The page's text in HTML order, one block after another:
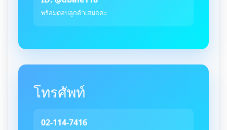
พร้อมตอบลูกค้าเสมอค่ะ
โทรศัพท์
02-114-7416